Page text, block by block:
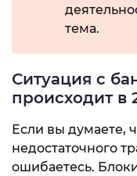
тема.
Ситуация с
происходит в
Если вы думаете,
недостаточного
ошибаетесь.